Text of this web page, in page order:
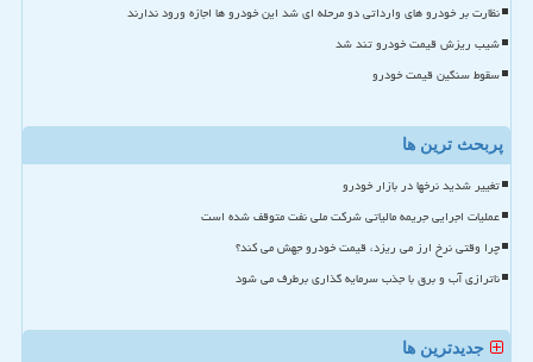
نظارت بر خودرو های وارداتی دو مرحله ای شد این خودرو ها اجازه ورود ندارند
شیب ریزش قیمت خودرو تند شد
سقوط سنگین قیمت خودرو
پربحث ترین ها
تغییر شدید نرخها در بازار خودرو
عملیات اجرایی جریمه مالیاتی شرکت ملی نفت متوقف شده است
چرا وقتی نرخ ارز می ریزد، قیمت خودرو جهش می کند؟
ناترازی آب و برق با جذب سرمایه گذاری برطرف می شود
جدیدترین ها